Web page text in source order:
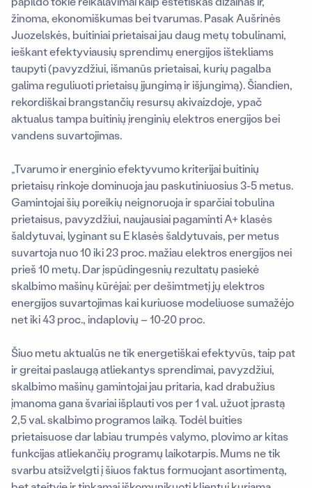
žinoma, ekonomiškumas bei tvarumas. Pasak Aušrinės
Juozelskės, buitiniai prietaisai jau daug metų tobulinami,
ieškant efektyviausių sprendimų energijos ištekliams
taupyti (pavyzdžiui, išmanūs prietaisai, kurių pagalba
galima reguliuoti prietaisų įjungimą ir išjungimą). Šiandien,
rekordiškai brangstančių resursų akivaizdoje, ypač
aktualus tampa buitinių įrenginių elektros energijos bei
vandens suvartojimas.
„Tvarumo ir energinio efektyvumo kriterijai buitinių
prietaisų rinkoje dominuoja jau paskutiniuosius 3-5 metus.
Gamintojai šių poreikių neignoruoja ir sparčiai tobulina
prietaisus, pavyzdžiui, naujausiai pagaminti A+ klasės
šaldytuvai, lyginant su E klasės šaldytuvais, per metus
suvartoja nuo 10 iki 23 proc. mažiau elektros energijos nei
prieš 10 metų. Dar įspūdingesnių rezultatų pasiekė
skalbimo mašinų kūrėjai: per dešimtmetį jų elektros
energijos suvartojimas kai kuriuose modeliuose sumažėjo
net iki 43 proc., indaplovių – 10-20 proc.
Šiuo metu aktualūs ne tik energetiškai efektyvūs, taip pat
ir greitai paslaugą atliekantys sprendimai, pavyzdžiui,
skalbimo mašinų gamintojai jau pritaria, kad drabužius
įmanoma gana švariai išplauti vos per 1 val. užuot įprastą
2,5 val. skalbimo programos laiką. Todėl buities
prietaisuose dar labiau trumpės valymo, plovimo ar kitas
funkcijas atliekančių programų laikotarpis. Mums ne tik
svarbu atsižvelgti į šiuos faktus formuojant asortimentą,